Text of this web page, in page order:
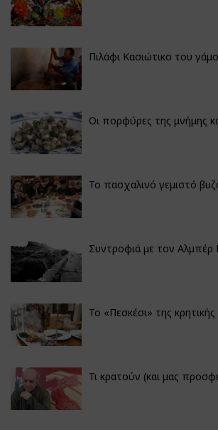
Πιλάφι Κασιώτικο του
Οι πορφύρες της μνήμης
Το πασχαλινό γεμιστό
Συντροφιά με τον Αλμπέρ
Το «Πεσκέσι» της
Τι κρατούν (και μας